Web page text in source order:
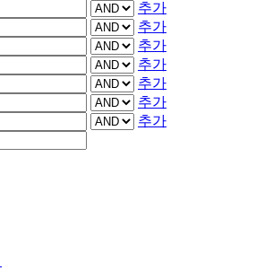
추가
추가
추가
추가
추가
추가
추가